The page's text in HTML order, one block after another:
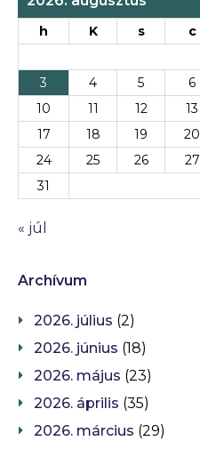
h K s c
3
4 5 6
10
11 12 13
17
18 19 20
24
25 26 27
31
« júl
Archívum
2026. július (2)
2026. június (18)
2026. május (23)
2026. április (35)
2026. március (29)